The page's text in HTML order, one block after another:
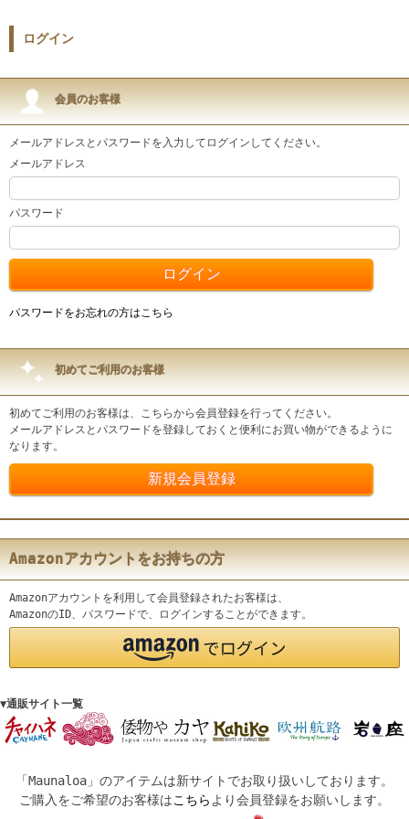
ログイン
会員のお客様
メールアドレスとパスワードを入力してログインしてください。
メールアドレス
パスワード
パスワードをお忘れの方はこちら
初めてご利用のお客様
初めてご利用のお客様は、こちらから会員登録を行ってください。
メールアドレスとパスワードを登録しておくと便利にお買い物ができるように
なります。
Amazonアカウントをお持ちの方
Amazonアカウントを利用して会員登録されたお客様は、
AmazonのID、パスワードで、ログインすることができます。
▼通販サイト一覧
「Maunaloa」のアイテムは新サイトでお取り扱いしております。
ご購入をご希望のお客様はこちら より会員登録をお願いします。